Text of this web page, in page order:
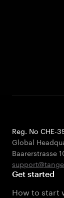
Reg. No CHE-
Global
Baarerstrasse
Get started
How to start